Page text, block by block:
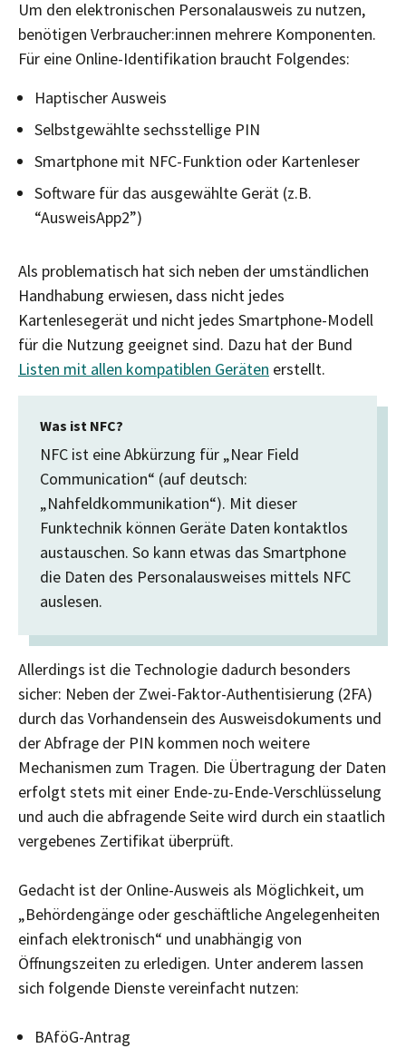
Um den elektronischen Personalausweis zu nutzen,
benötigen Verbraucher:innen mehrere Komponenten.
Für eine Online-Identifikation braucht Folgendes:
Haptischer Ausweis
Selbstgewählte sechsstellige PIN
Smartphone mit NFC-Funktion oder Kartenleser
Software für das ausgewählte Gerät (z.B.
“AusweisApp2”)
Als problematisch hat sich neben der umständlichen
Handhabung erwiesen, dass nicht jedes
Kartenlesegerät und nicht jedes Smartphone-Modell
für die Nutzung geeignet sind. Dazu hat der Bund
Listen mit allen kompatiblen Geräten erstellt.
Was ist NFC?
NFC ist eine Abkürzung für „Near Field
Communication“ (auf deutsch:
„Nahfeldkommunikation“). Mit dieser
Funktechnik können Geräte Daten kontaktlos
austauschen. So kann etwas das Smartphone
die Daten des Personalausweises mittels NFC
auslesen.
Allerdings ist die Technologie dadurch besonders
sicher: Neben der Zwei-Faktor-Authentisierung (2FA)
durch das Vorhandensein des Ausweisdokuments und
der Abfrage der PIN kommen noch weitere
Mechanismen zum Tragen. Die Übertragung der Daten
erfolgt stets mit einer Ende-zu-Ende-Verschlüsselung
und auch die abfragende Seite wird durch ein staatlich
vergebenes Zertifikat überprüft.
Gedacht ist der Online-Ausweis als Möglichkeit, um
„Behördengänge oder geschäftliche Angelegenheiten
einfach elektronisch“ und unabhängig von
Öffnungszeiten zu erledigen. Unter anderem lassen
sich folgende Dienste vereinfacht nutzen:
BAföG-Antrag